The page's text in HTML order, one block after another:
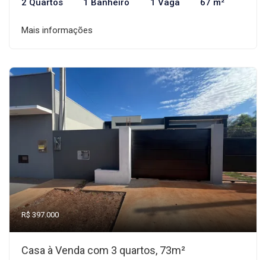
2 Quartos 1 Banheiro 1 Vaga 67 m²
Mais informações
R$ 397.000
Casa à Venda com 3 quartos, 73m²